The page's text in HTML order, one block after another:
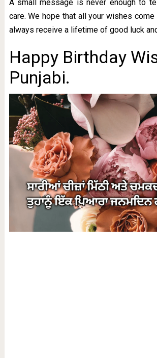
A small message is never enough to
care. We hope that all your wishes come
always receive a lifetime of good luck
Happy Birthday
Punjabi.